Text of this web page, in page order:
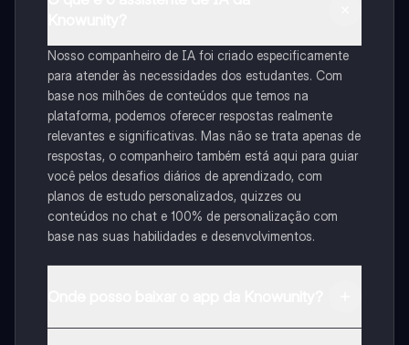
Nosso companheiro de IA foi criado especificamente
para atender às necessidades dos estudantes. Com
base nos milhões de conteúdos que temos na
plataforma, podemos oferecer respostas realmente
relevantes e significativas. Mas não se trata apenas de
respostas, o companheiro também está aqui para guiar
você pelos desafios diários de aprendizado, com
planos de estudo personalizados, quizzes ou
conteúdos no chat e 100% de personalização com
base nas suas habilidades e desenvolvimentos.